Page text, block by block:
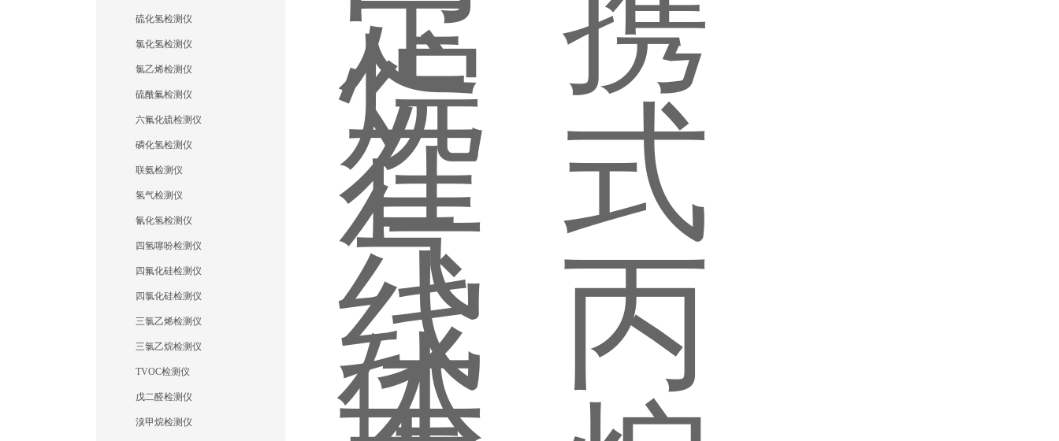
硫化氢检测仪
氯化氢检测仪
氯乙烯检测仪
硫酰氟检测仪
六氟化硫检测仪
磷化氢检测仪
联氨检测仪
氢气检测仪
氰化氢检测仪
四氢噻吩检测仪
四氟化硅检测仪
四氯化硅检测仪
三氯乙烯检测仪
三氯乙烷检测仪
TVOC检测仪
戊二醛检测仪
溴甲烷检测仪